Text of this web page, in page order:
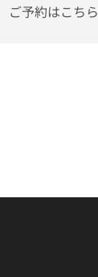
ご予約はこちら